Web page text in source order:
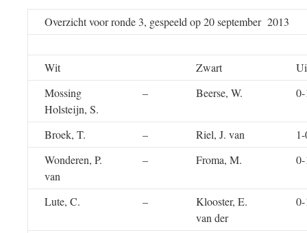
Overzicht voor ronde 3, gespeeld op 20 september 2013
Wit Zwart
Mossing
Holsteijn, S.
– Beerse, W.
Broek, T. – Riel, J. van
Wonderen, P.
van
– Froma, M.
Lute, C. –
Klooster, E.
van der